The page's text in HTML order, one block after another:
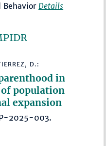
Details
D.:
in
population
expansion
2025-003.